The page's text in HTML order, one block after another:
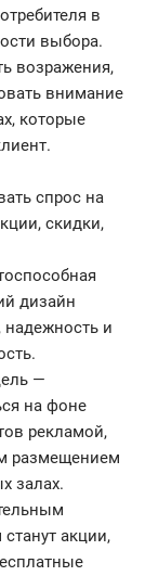
в
выбора.
возражения,
внимание
которые
спрос на
скидки,
дизайн
надежность и
—
на фоне
рекламой,
размещением
залах.
акции,